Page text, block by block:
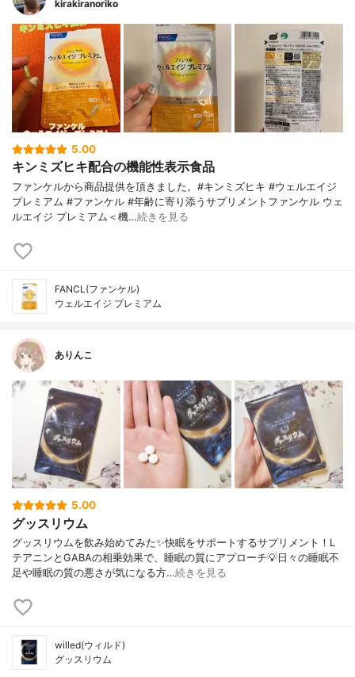
kirakiranoriko
5.00
キンミズヒキ配合の機能性表示食品
ファンケルから商品提供を頂きました。#キンミズヒキ #ウェルエイジ
プレミアム #ファンケル #年齢に寄り添うサプリメントファンケル ウェ
ルエイジ プレミアム＜機…続きを見る
FANCL(ファンケル)
ウェルエイジ プレミアム
ありんこ
5.00
グッスリウム
グッスリウムを飲み始めてみた✨快眠をサポートするサプリメント！L
テアニンとGABAの相乗効果で、睡眠の質にアプローチ💡日々の睡眠不
足や睡眠の質の悪さが気になる方…続きを見る
willed(ウィルド)
グッスリウム